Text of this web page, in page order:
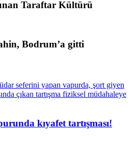
Taraftar Kültürü
Bodrum’a gitti
kıyafet tartışması!